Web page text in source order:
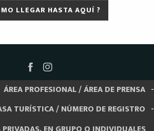
LLEGAR HASTA AQUÍ ?
ÁREA PROFESIONAL / ÁREA DE PRENSA
TURÍSTICA / NÚMERO DE REGISTRO